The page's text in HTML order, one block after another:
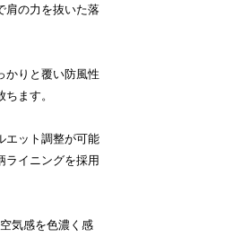
肩の力を抜いた落
かりと覆い防風性
ます。
エット調整が可能
ライニングを採用
気感を色濃く感